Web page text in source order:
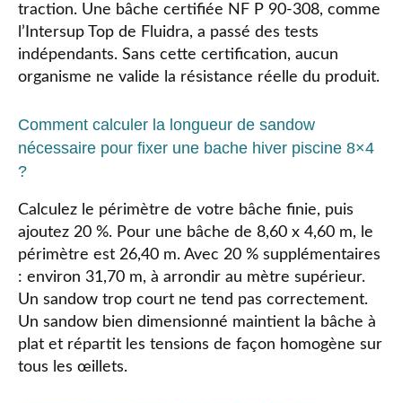
traction. Une bâche certifiée NF P 90-308, comme
l’Intersup Top de Fluidra, a passé des tests
indépendants. Sans cette certification, aucun
organisme ne valide la résistance réelle du produit.
Comment calculer la longueur de sandow
nécessaire pour fixer une bache hiver piscine 8×4
?
Calculez le périmètre de votre bâche finie, puis
ajoutez 20 %. Pour une bâche de 8,60 x 4,60 m, le
périmètre est 26,40 m. Avec 20 % supplémentaires
: environ 31,70 m, à arrondir au mètre supérieur.
Un sandow trop court ne tend pas correctement.
Un sandow bien dimensionné maintient la bâche à
plat et répartit les tensions de façon homogène sur
tous les œillets.